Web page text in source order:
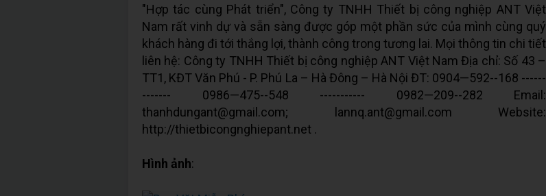
"Hợp tác cùng Phát triển", Công ty TNHH Thiết bị công nghiệp ANT Việt
Nam rất vinh dự và sẵn sàng được góp một phần sức của mình cùng quý
khách hàng đi tới thắng lợi, thành công trong tương lai. Mọi thông tin chi tiết
liên hệ: Công ty TNHH Thiết bị công nghiệp ANT Việt Nam Địa chỉ: Số 43 –
TT1, KĐT Văn Phú - P. Phú La – Hà Đông – Hà Nội ĐT: 0904—592--168 ------
------- 0986—475--548 ----------- 0982—209--282 Email:
thanhdungant@gmail.com; lannq.ant@gmail.com Website:
http://thietbicongnghiepant.net .
Hình ảnh: